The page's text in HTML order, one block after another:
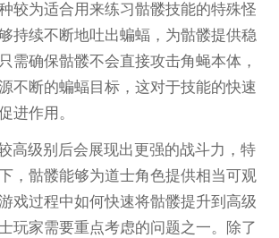
较为适合用来练习骷髅技能的特殊怪
持续不断地吐出蝙蝠，为骷髅提供稳
需确保骷髅不会直接攻击角蝇本体，
不断的蝙蝠目标，这对于技能的快速
进作用。
高级别后会展现出更强的战斗力，特
，骷髅能够为道士角色提供相当可观
戏过程中如何快速将骷髅提升到高级
玩家需要重点考虑的问题之一。除了